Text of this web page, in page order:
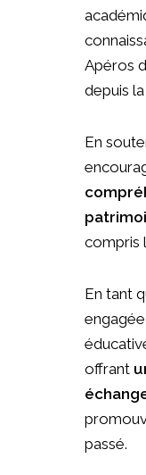
Apéros
depuis
En
compris
En tant
offrant
passé.